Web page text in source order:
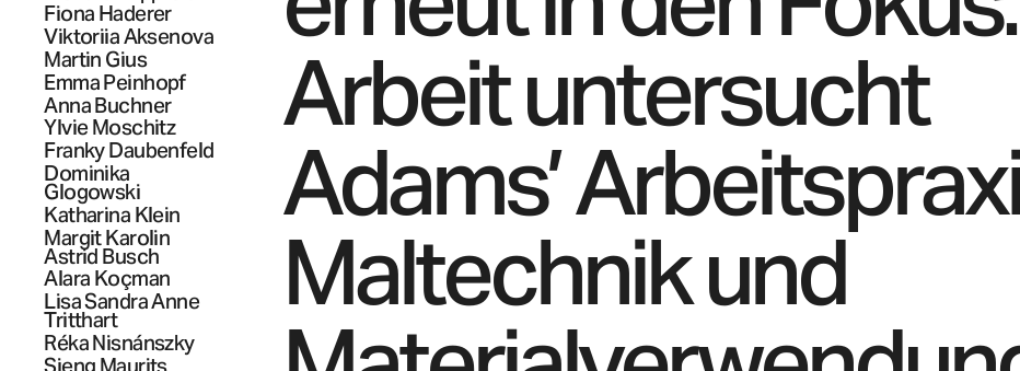
Fiona Haderer
ViktoriiaAksenova
Martin Gius
EmmaPeinhopf
AnnaBuchner
YlvieMoschitz
FrankyDaubenfeld
Dominika
Glogowski
Katharina Klein
Margit Karolin
Astrid Busch
Alara Koçman
Lisa Sandra Anne
Tritthart
RékaNisnánszky
Sjeng Maurits
Arbeit untersucht
Adams’
Maltechnik und